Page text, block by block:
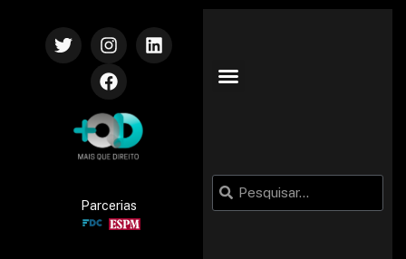
Parcerias